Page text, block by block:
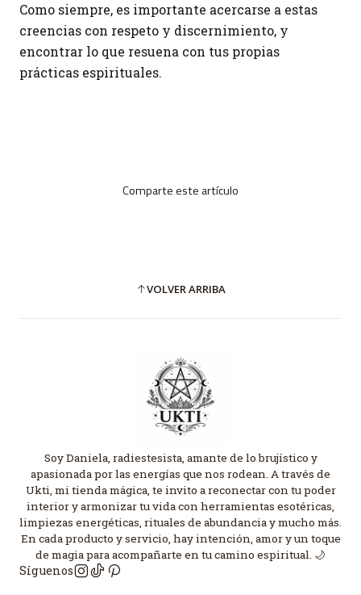
Como siempre, es importante acercarse a estas
creencias con respeto y discernimiento, y
encontrar lo que resuena con tus propias
prácticas espirituales.
Comparte este artículo
VOLVER ARRIBA
Soy Daniela, radiestesista, amante de lo brujístico y
apasionada por las energías que nos rodean. A través de
Ukti, mi tienda mágica, te invito a reconectar con tu poder
interior y armonizar tu vida con herramientas esotéricas,
limpiezas energéticas, rituales de abundancia y mucho más.
En cada producto y servicio, hay intención, amor y un toque
de magia para acompañarte en tu camino espiritual. 🌙
Síguenos